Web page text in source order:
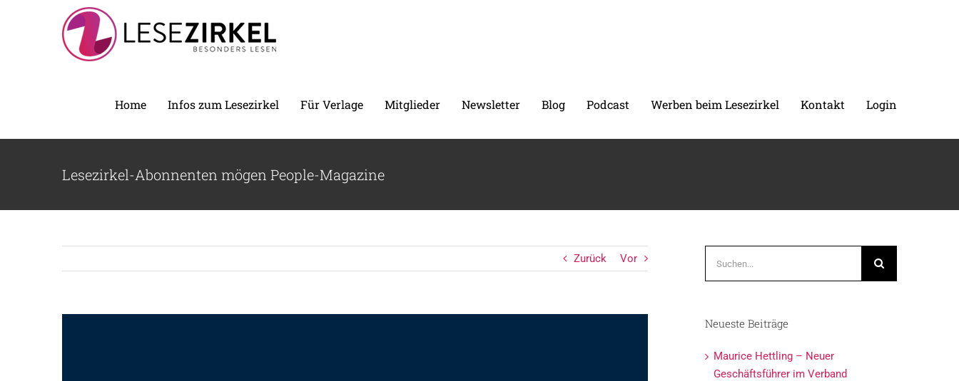
Home Infos zum Lesezirkel Für Verlage Mitglieder Newsletter Blog Podcast Werben beim Lesezirkel Kontakt Login
Lesezirkel-Abonnenten mögen People-Magazine
Zurück Vor
nach:
Neueste Beiträge
Maurice Hettling – Neuer
Geschäftsführer im Verband